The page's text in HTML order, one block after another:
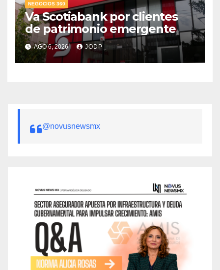
NEGOCIOS 360
Va Scotiabank por clientes
de patrimonio emergente
AGO 6, 2026 JODP
@novusnewsmx